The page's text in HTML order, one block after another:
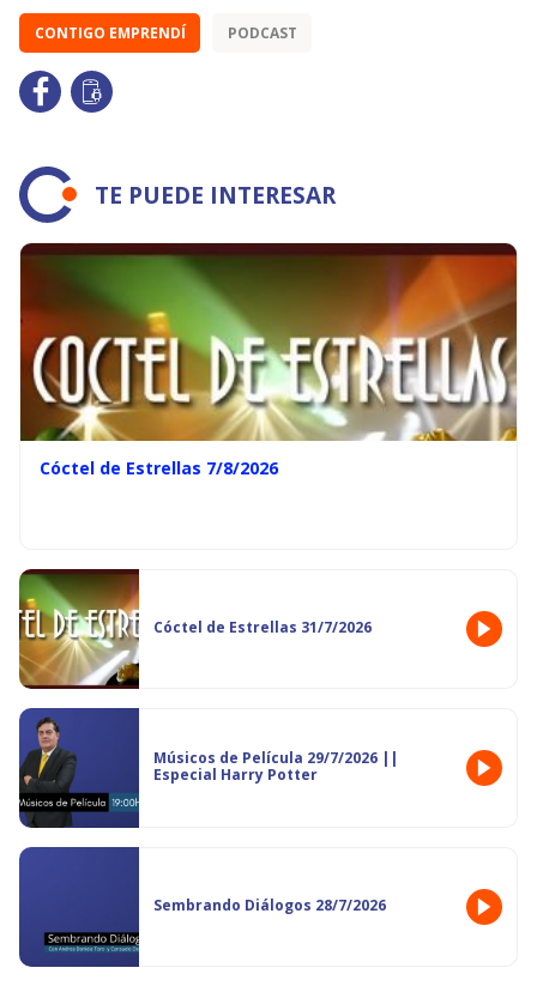
CONTIGO EMPRENDÍ PODCAST
TE PUEDE INTERESAR
Cóctel de Estrellas 7/8/2026
Cóctel de Estrellas 31/7/2026
Músicos de Película 29/7/2026 ||
Especial Harry Potter
Sembrando Diálogos 28/7/2026